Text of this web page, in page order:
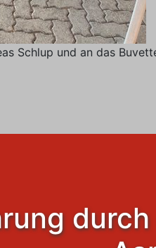
Schlup und an das